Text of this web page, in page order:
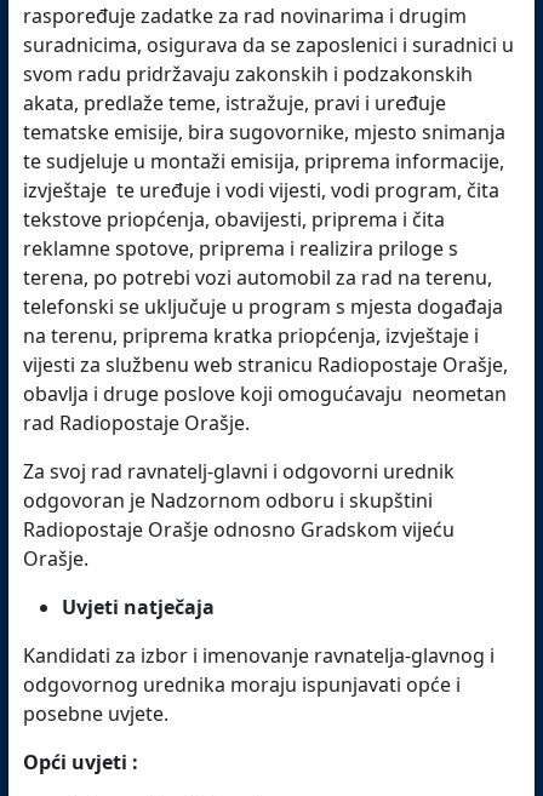
raspoređuje zadatke za rad novinarima i drugim
suradnicima, osigurava da se zaposlenici i suradnici u
svom radu pridržavaju zakonskih i podzakonskih
akata, predlaže teme, istražuje, pravi i uređuje
tematske emisije, bira sugovornike, mjesto snimanja
te sudjeluje u montaži emisija, priprema informacije,
izvještaje te uređuje i vodi vijesti, vodi program, čita
tekstove priopćenja, obavijesti, priprema i čita
reklamne spotove, priprema i realizira priloge s
terena, po potrebi vozi automobil za rad na terenu,
telefonski se uključuje u program s mjesta događaja
na terenu, priprema kratka priopćenja, izvještaje i
vijesti za službenu web stranicu Radiopostaje Orašje,
obavlja i druge poslove koji omogućavaju neometan
rad Radiopostaje Orašje.
Za svoj rad ravnatelj-glavni i odgovorni urednik
odgovoran je Nadzornom odboru i skupštini
Radiopostaje Orašje odnosno Gradskom vijeću
Orašje.
Uvjeti natječaja
Kandidati za izbor i imenovanje ravnatelja-glavnog i
odgovornog urednika moraju ispunjavati opće i
posebne uvjete.
Opći uvjeti :